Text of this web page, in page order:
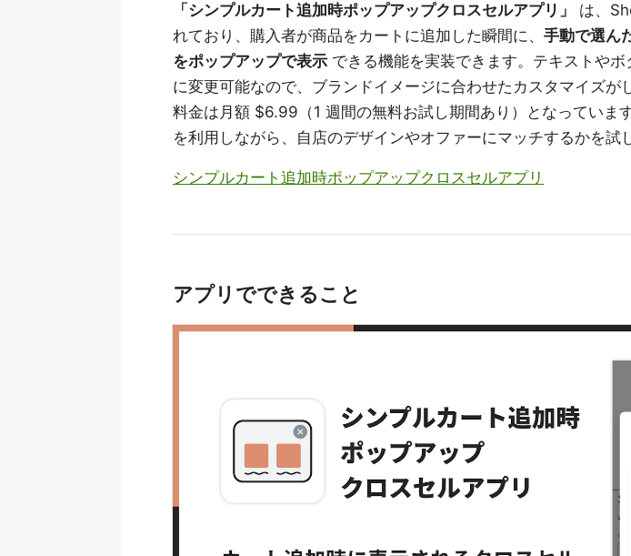
「シンプルカート追加時ポップアップクロスセルアプリ」
は、
れており、購入者が商品をカートに追加した瞬間に、 手動で選ん
をポップアップで表示 できる機能を実装できます。テキストや
に変更可能なので、ブランドイメージに合わせたカスタマイズが
料金は月額 $6.99（1 週間の無料お試し期間あり）となっていま
を利用しながら、自店のデザインやオファーにマッチするかを試
シンプルカート追加時ポップアップクロスセルアプリ
アプリでできること